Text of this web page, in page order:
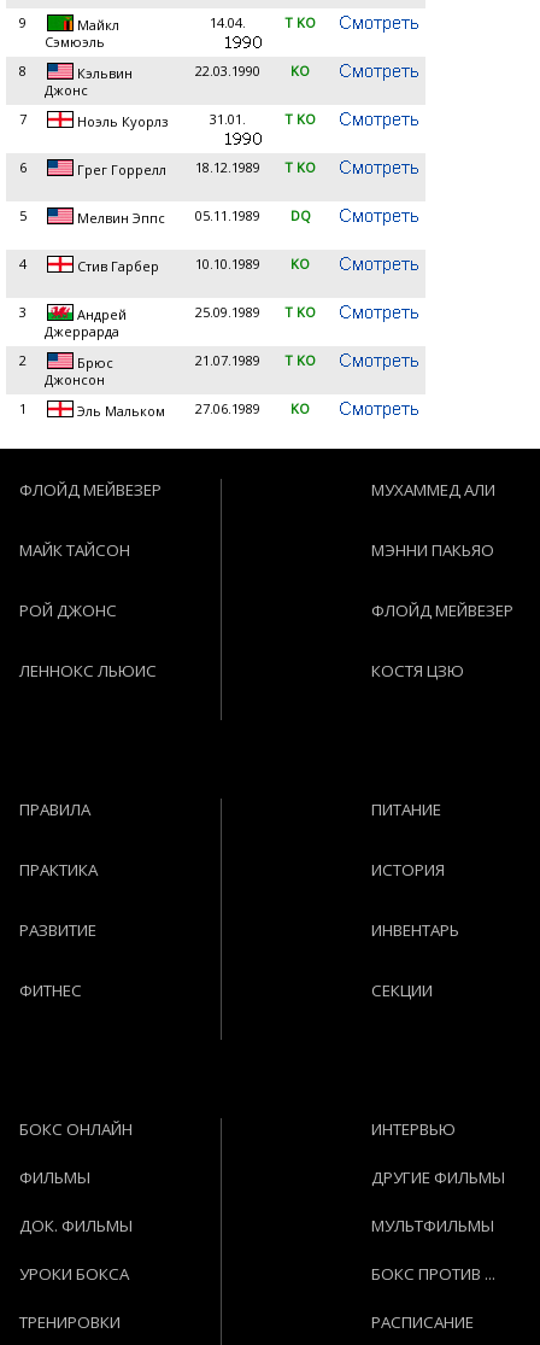
9
Майкл
Сэмюэль
14.04. T KO
8
Кэльвин
Джонс
22.03.1990 KO
7 Ноэль Куорлз 31.01. T KO
6 Грег Горрелл 18.12.1989 T KO
5 Мелвин Эппс 05.11.1989 DQ
4 Стив Гарбер 10.10.1989 KO
3
Андрей
Джеррарда
25.09.1989 T KO
2
Брюс
Джонсон
21.07.1989 T KO
1 Эль Мальком 27.06.1989 KO
ФЛОЙД МЕЙВЕЗЕР
МАЙК ТАЙСОН
РОЙ ДЖОНС
ЛЕННОКС ЛЬЮИС
МУХАММЕД АЛИ
МЭННИ ПАКЬЯО
ФЛОЙД МЕЙВЕЗЕР
КОСТЯ ЦЗЮ
ПРАВИЛА
ПРАКТИКА
РАЗВИТИЕ
ФИТНЕС
ПИТАНИЕ
ИСТОРИЯ
ИНВЕНТАРЬ
СЕКЦИИ
БОКС ОНЛАЙН
ФИЛЬМЫ
ДОК. ФИЛЬМЫ
УРОКИ БОКСА
ТРЕНИРОВКИ
ИНТЕРВЬЮ
ДРУГИЕ ФИЛЬМЫ
МУЛЬТФИЛЬМЫ
БОКС ПРОТИВ ...
РАСПИСАНИЕ